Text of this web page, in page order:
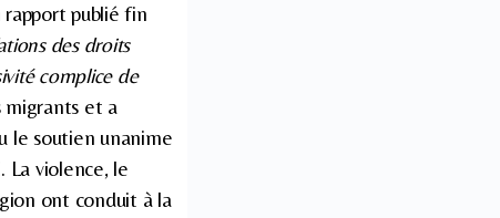
rapport publié fin
des droits
complice de
migrants et a
le soutien unanime
La violence, le
ont conduit à la